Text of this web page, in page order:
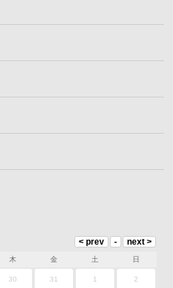
木 金 土 日
30 31 1 2